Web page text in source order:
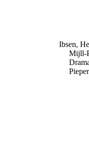
Ibsen,
Mijll-